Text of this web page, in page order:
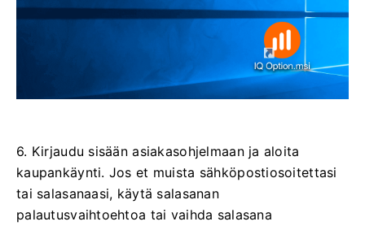
6. Kirjaudu sisään asiakasohjelmaan ja aloita
kaupankäynti. Jos et muista sähköpostiosoitettasi
tai salasanaasi, käytä salasanan
palautusvaihtoehtoa tai vaihda salasana